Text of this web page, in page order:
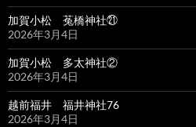
加賀小松 菟橋神社㉑
2026年3月4日
加賀小松 多太神社②
2026年3月4日
越前福井 福井神社76
2026年3月4日